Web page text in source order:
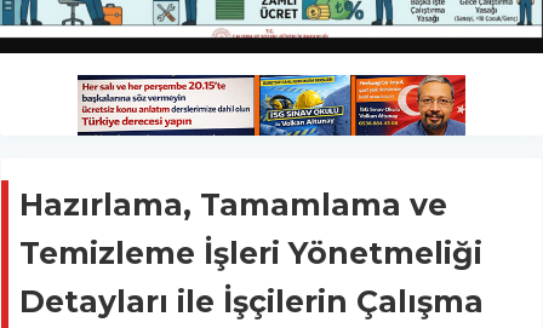
Hazırlama, Tamamlama ve
Temizleme İşleri Yönetmeliği
Detayları ile İşçilerin Çalışma